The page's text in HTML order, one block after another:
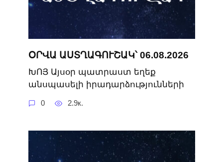
ՕՐՎԱ ԱՍՏՂԱԳՈՒՇԱԿ՝ 06.08.2026
ԽՈՅ Այսօր պատրաստ եղեք
անսպասելի իրադարձությունների
0 2.9к.